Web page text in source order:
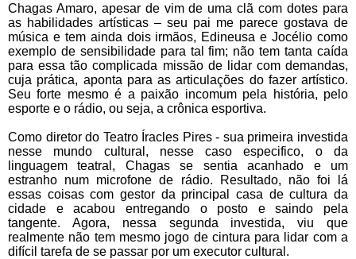
Chagas Amaro, apesar de vim de uma clã com dotes para
as habilidades artísticas – seu pai me parece gostava de
música e tem ainda dois irmãos, Edineusa e Jocélio como
exemplo de sensibilidade para tal fim; não tem tanta caída
para essa tão complicada missão de lidar com demandas,
cuja prática, aponta para as articulações do fazer artístico.
Seu forte mesmo é a paixão incomum pela história, pelo
esporte e o rádio, ou seja, a crônica esportiva.
Como diretor do Teatro Íracles Pires - sua primeira investida
nesse mundo cultural, nesse caso especifico, o da
linguagem teatral, Chagas se sentia acanhado e um
estranho num microfone de rádio. Resultado, não foi lá
essas coisas com gestor da principal casa de cultura da
cidade e acabou entregando o posto e saindo pela
tangente. Agora, nessa segunda investida, viu que
realmente não tem mesmo jogo de cintura para lidar com a
difícil tarefa de se passar por um executor cultural.